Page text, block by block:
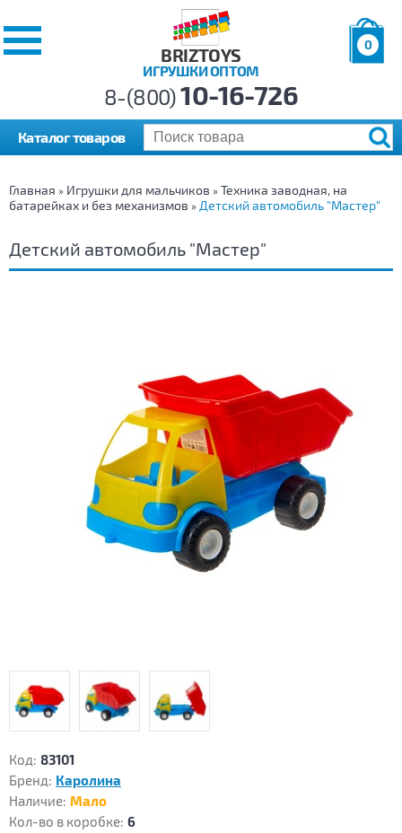
BRIZTOYS
ИГРУШКИ ОПТОМ
0
р.
8-(800)10-16-726
Каталог товаров
Главная » Игрушки для мальчиков » Техника заводная, на
батарейках и без механизмов » Детский автомобиль "Мастер"
Детский автомобиль "Мастер"
Код: 83101
Бренд: Каролина
Наличие: Мало
Кол-во в коробке: 6